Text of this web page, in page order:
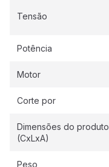
Tensão
Potência
Motor
Corte por
Dimensões do produto
(CxLxA)
Peso